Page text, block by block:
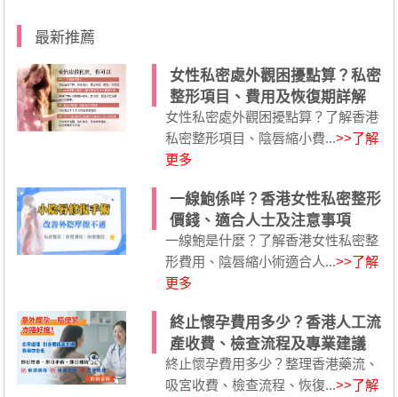
最新推薦
女性私密處外觀困擾點算？私密
整形項目、費用及恢復期詳解
女性私密處外觀困擾點算？了解香港
私密整形項目、陰唇縮小費...>>了解
更多
一線鮑係咩？香港女性私密整形
價錢、適合人士及注意事項
一線鮑是什麼？了解香港女性私密整
形費用、陰唇縮小術適合人...>>了解
更多
終止懷孕費用多少？香港人工流
產收費、檢查流程及專業建議
終止懷孕費用多少？整理香港藥流、
吸宮收費、檢查流程、恢復...>>了解